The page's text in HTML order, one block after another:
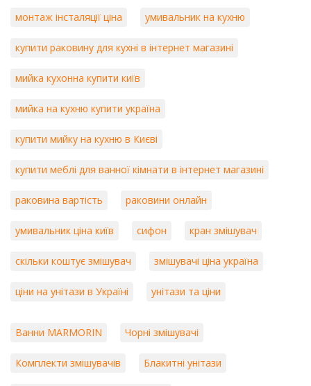
монтаж інсталяції ціна умивальник на кухню
купити раковину для кухні в інтернет магазині
мийка кухонна купити київ
мийка на кухню купити україна
купити мийку на кухню в Києві
купити меблі для ванної кімнати в інтернет магазині
раковина вартість раковини онлайн
умивальник ціна київ сифон кран змішувач
скільки коштує змішувач змішувачі ціна україна
ціни на унітази в Україні унітази та ціни
Ванни MARMORIN Чорні змішувачі
Комплекти змішувачів Блакитні унітази